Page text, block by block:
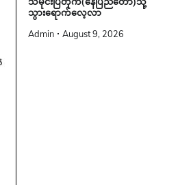
သွားရောက်လေ့လာ
Admin August 9, 2026